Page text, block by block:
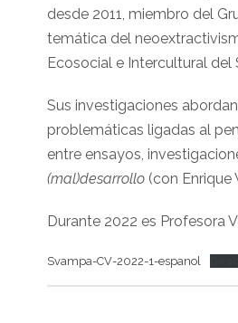
desde 2011, miembro del
temática del
Ecosocial e Intercultural del
Sus investigaciones
problemáticas ligadas al
entre ensayos,
(mal)desarrollo (con Enrique
Durante 2022 es Profesora
Svampa-CV-2022-1-espanol